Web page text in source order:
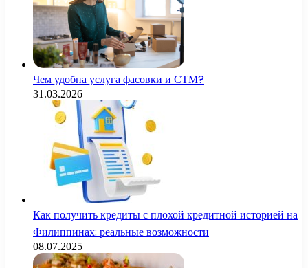
Чем удобна услуга фасовки и СТМ?
31.03.2026
Как получить кредиты с плохой кредитной историей на
Филиппинах: реальные возможности
08.07.2025